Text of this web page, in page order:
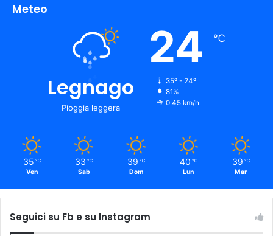
Meteo
Legnago
Pioggia leggera
24 ℃
35º - 24º
81%
0.45 km/h
35 ℃
Ven
33 ℃
Sab
39 ℃
Dom
40 ℃
Lun
39 ℃
Mar
Seguici su Fb e su Instagram